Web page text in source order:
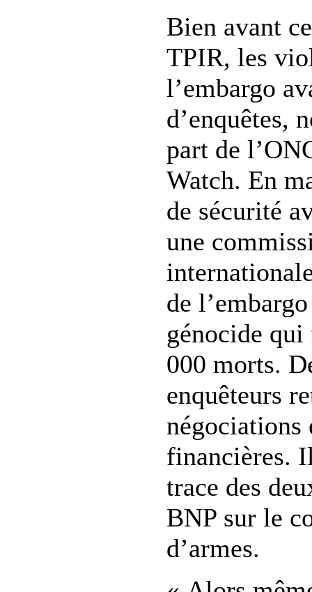
Bien avant
TPIR, les
l’embargo
d’enquêtes,
part de
Watch. En
de sécurité
une
de
génocide
000 morts.
enquêteurs
négociations
financières.
trace des
BNP sur le
d’armes.